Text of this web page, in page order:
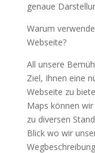
genaue
Warum
Webseite?
All unsere
Ziel, Ihnen eine
Webseite zu
Maps können
zu diversen
Blick wo wir